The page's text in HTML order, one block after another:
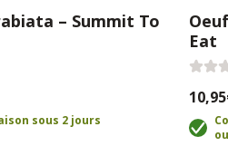
– Summit To
sous 2 jours
Eat